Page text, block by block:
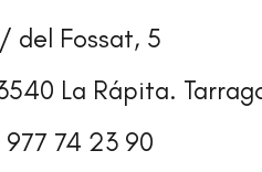
del Fossat, 5
La Rápita.
977 74 23 90